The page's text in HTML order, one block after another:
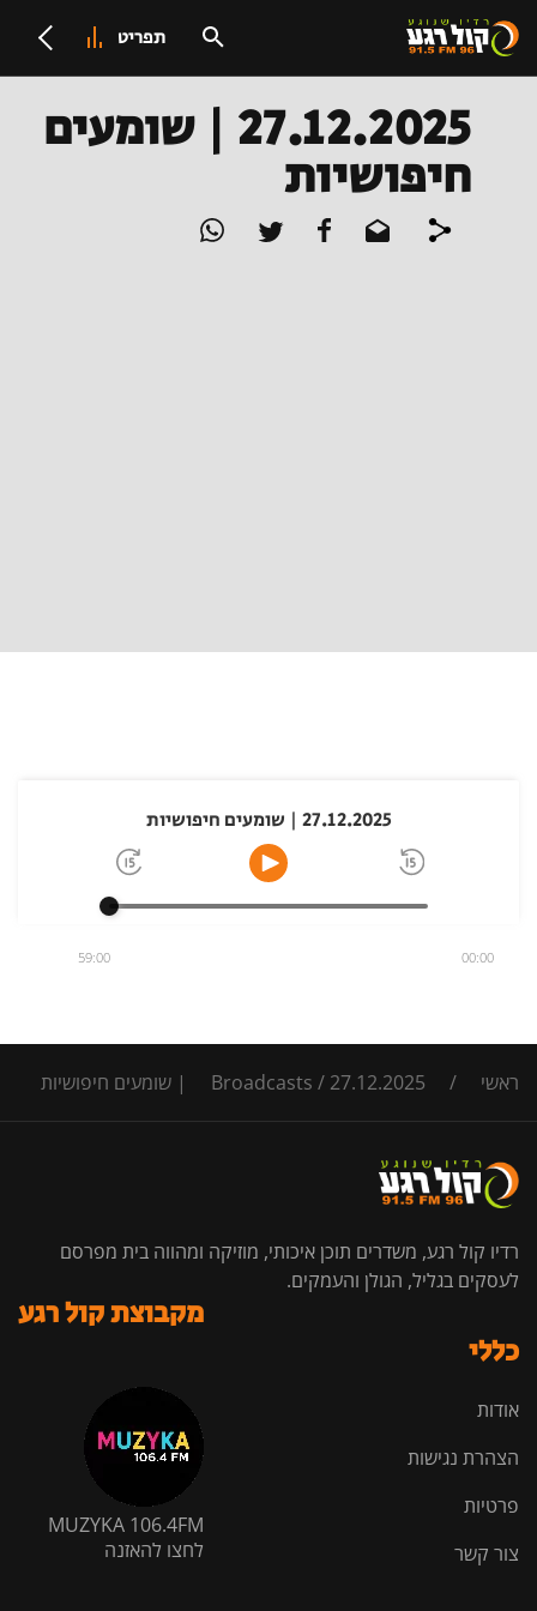
תפריט
27.12.2025 | שומעים
חיפושיות
27.12.2025 | שומעים חיפושיות
00:00
59:00
ראשי /
Broadcasts / 27.12.2025 | שומעים חיפושיות
רדיו קול רגע, משדרים תוכן איכותי, מוזיקה ומהווה בית מפרסם
לעסקים בגליל, הגולן והעמקים.
כללי
אודות
הצהרת נגישות
פרטיות
צור קשר
מקבוצת קול רגע
MUZYKA 106.4FM
לחצו להאזנה